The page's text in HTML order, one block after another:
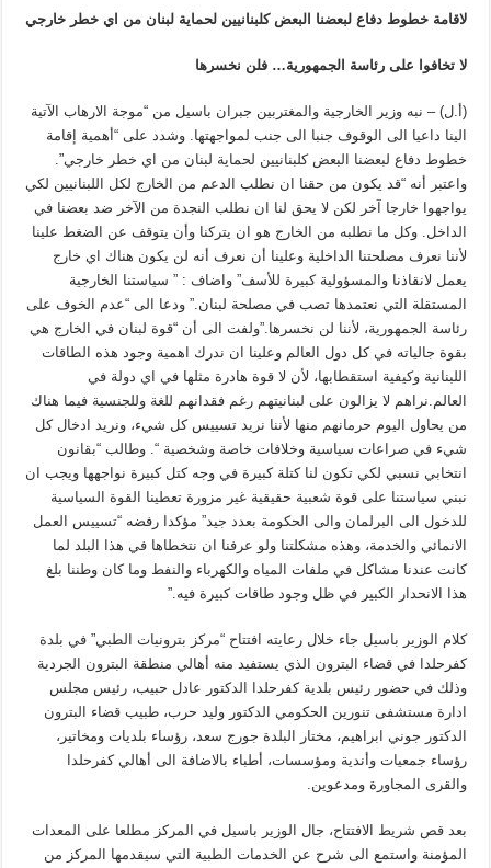
لاقامة خطوط دفاع لبعضنا البعض كلبنانيين لحماية لبنان من اي خطر خارجي
لا تخافوا على رئاسة الجمهورية… فلن نخسرها
(أ.ل) – نبه وزير الخارجية والمغتربين جبران باسيل من “موجة الارهاب الآتية
الينا داعيا الى الوقوف جنبا الى جنب لمواجهتها. وشدد على “أهمية إقامة
خطوط دفاع لبعضنا البعض كلبنانيين لحماية لبنان من اي خطر خارجي”.
واعتبر أنه “قد يكون من حقنا ان نطلب الدعم من الخارج لكل اللبنانيين لكي
يواجهوا خارجا آخر لكن لا يحق لنا ان نطلب النجدة من الآخر ضد بعضنا في
الداخل. وكل ما نطلبه من الخارج هو ان يتركنا وأن يتوقف عن الضغط علينا
لأننا نعرف مصلحتنا الداخلية وعلينا أن نعرف أنه لن يكون هناك اي خارج
يعمل لانقاذنا والمسؤولية كبيرة للأسف” واضاف : ” سياستنا الخارجية
المستقلة التي نعتمدها تصب في مصلحة لبنان.” ودعا الى “عدم الخوف على
رئاسة الجمهورية، لأننا لن نخسرها.”ولفت الى أن “قوة لبنان في الخارج هي
بقوة جالياته في كل دول العالم وعلينا ان ندرك اهمية وجود هذه الطاقات
اللبنانية وكيفية استقطابها، لأن لا قوة هادرة مثلها في اي دولة في
العالم.نراهم لا يزالون على لبنانيتهم رغم فقدانهم للغة وللجنسية فيما هناك
من يحاول اليوم حرمانهم منها لأننا نريد تسييس كل شيء، ونريد ادخال كل
شيء في صراعات سياسية وخلافات خاصة وشخصية “. وطالب “بقانون
انتخابي نسبي لكي تكون لنا كتلة كبيرة في وجه كتل كبيرة نواجهها ويجب ان
نبني سياستنا على قوة شعبية حقيقية غير مزورة تعطينا القوة السياسية
للدخول الى البرلمان والى الحكومة بعدد جيد” مؤكدا رفضه “تسييس العمل
الانمائي والخدمة، وهذه مشكلتنا ولو عرفنا ان نتخطاها في هذا البلد لما
كانت عندنا مشاكل في ملفات المياه والكهرباء والنفط وما كان وطننا بلغ
هذا الانحدار الكبير في ظل وجود طاقات كبيرة فيه.”
كلام الوزير باسيل جاء خلال رعايته افتتاح “مركز بترونيات الطبي” في بلدة
كفرحلدا في قضاء البترون الذي يستفيد منه أهالي منطقة البترون الجردية
وذلك في حضور رئيس بلدية كفرحلدا الدكتور عادل حبيب، رئيس مجلس
ادارة مستشفى تنورين الحكومي الدكتور وليد حرب، طبيب قضاء البترون
الدكتور جوني ابراهيم، مختار البلدة جورج سعد، رؤساء بلديات ومخاتير،
رؤساء جمعيات وأندية ومؤسسات، أطباء بالاضافة الى أهالي كفرحلدا
والقرى المجاورة ومدعوين.
بعد قص شريط الافتتاح، جال الوزير باسيل في المركز مطلعا على المعدات
المؤمنة واستمع الى شرح عن الخدمات الطبية التي سيقدمها المركز من